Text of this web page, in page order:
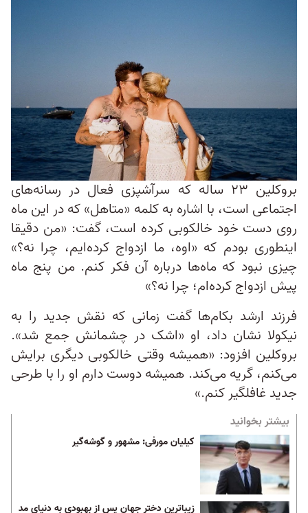
بروکلین ۲۳ ساله که سرآشپزی فعال در رسانه‌های
اجتماعی است، با اشاره به کلمه «متاهل» که در این ماه
روی دست خود خالکوبی کرده است، گفت: «من دقیقا
اینطوری بودم که «اوه، ما ازدواج کرده‌ایم، چرا نه؟»
چیزی نبود که ماه‌ها درباره آن فکر کنم. من پنج ماه
پیش ازدواج کرده‌ام؛ چرا نه؟»
فرزند ارشد بکام‌ها گفت زمانی که نقش جدید را به
نیکولا نشان داد، او «اشک در چشمانش جمع شد».
بروکلین افزود: «همیشه وقتی خالکوبی دیگری برایش
می‌کنم، گریه می‌کند. همیشه دوست دارم او را با طرحی
جدید غافلگیر کنم.»
بیشتر بخوانید
کیلیان مورفی: مشهور و گوشه‌گیر
زیباترین دختر جهان پس از بهبودی به دنیای مد